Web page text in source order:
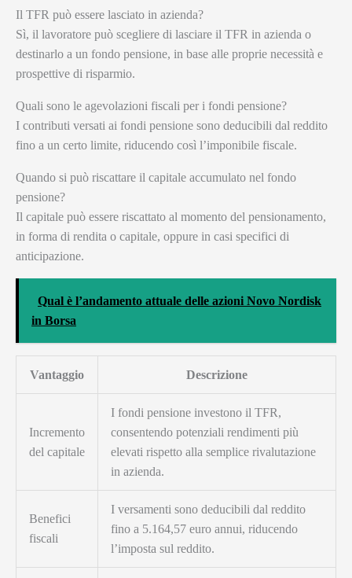
Il TFR può essere lasciato in azienda?
Sì, il lavoratore può scegliere di lasciare il TFR in azienda o
destinarlo a un fondo pensione, in base alle proprie necessità e
prospettive di risparmio.
Quali sono le agevolazioni fiscali per i fondi pensione?
I contributi versati ai fondi pensione sono deducibili dal reddito
fino a un certo limite, riducendo così l’imponibile fiscale.
Quando si può riscattare il capitale accumulato nel fondo
pensione?
Il capitale può essere riscattato al momento del pensionamento,
in forma di rendita o capitale, oppure in casi specifici di
anticipazione.
Qual è l’andamento attuale delle azioni Novo Nordisk
in Borsa
Vantaggio Descrizione
Incremento
del capitale
I fondi pensione investono il TFR,
consentendo potenziali rendimenti più
elevati rispetto alla semplice rivalutazione
in azienda.
Benefici
fiscali
I versamenti sono deducibili dal reddito
fino a 5.164,57 euro annui, riducendo
l’imposta sul reddito.